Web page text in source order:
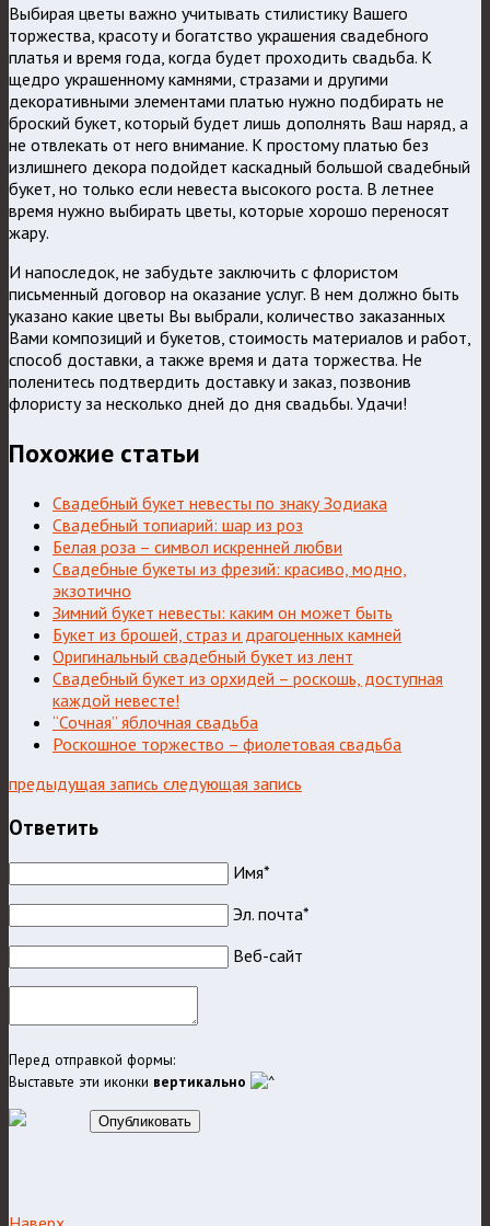
Выбирая цветы важно учитывать стилистику Вашего
торжества, красоту и богатство украшения свадебного
платья и время года, когда будет проходить свадьба. К
щедро украшенному камнями, стразами и другими
декоративными элементами платью нужно подбирать не
броский букет, который будет лишь дополнять Ваш наряд, а
не отвлекать от него внимание. К простому платью без
излишнего декора подойдет каскадный большой свадебный
букет, но только если невеста высокого роста. В летнее
время нужно выбирать цветы, которые хорошо переносят
жару.
И напоследок, не забудьте заключить с флористом
письменный договор на оказание услуг. В нем должно быть
указано какие цветы Вы выбрали, количество заказанных
Вами композиций и букетов, стоимость материалов и работ,
способ доставки, а также время и дата торжества. Не
поленитесь подтвердить доставку и заказ, позвонив
флористу за несколько дней до дня свадьбы. Удачи!
Похожие статьи
Свадебный букет невесты по знаку Зодиака
Свадебный топиарий: шар из роз
Белая роза – символ искренней любви
Свадебные букеты из фрезий: красиво, модно,
экзотично
Зимний букет невесты: каким он может быть
Букет из брошей, страз и драгоценных камней
Оригинальный свадебный букет из лент
Свадебный букет из орхидей – роскошь, доступная
каждой невесте!
“Сочная” яблочная свадьба
Роскошное торжество – фиолетовая свадьба
предыдущая запись следующая запись
Ответить
Имя*
Эл. почта*
Веб-сайт
Перед отправкой формы:
Выставьте эти иконки вертикально
Опубликовать